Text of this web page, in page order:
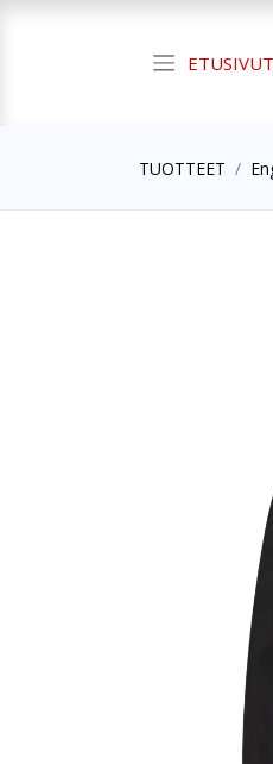
ETUSIVU
TUOTTEET